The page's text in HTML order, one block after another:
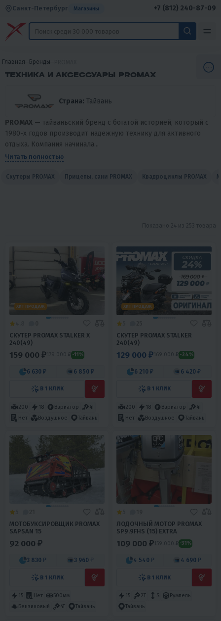
Санкт-Петербург Магазины +7 (812) 240-87-09
Главная Бренды
ТЕХНИКА И АКСЕССУАРЫ PROMAX
Страна: Тайвань
PROMAX — тайваньский бренд с богатой историей, который с
1980-х годов производит надежную технику для активного
отдыха. Компания начинала...
Читать полностью
Скутеры PROMAX Прицепы, сани PROMAX Квадроциклы PROMAX
ХИТ ПРОДАЖ
СКУТЕР PROMAX STALKER X
240(49)
159 000 ₽179 000 ₽ -11%
6 630 ₽ 6 850 ₽
В 1 КЛИК
200 18 Вариатор
4T
Нет
Воздушное Тайвань
ХИТ ПРОДАЖ
СКУТЕР PROMAX STALKER
240(49)
129 000 ₽169 000 ₽ -24%
6 210 ₽ 6 420 ₽
В 1 КЛИК
200 18 Вариатор
4T
Нет
Воздушное Тайвань
МОТОБУКСИРОВЩИК PROMAX
SAPSAN 15
92 000 ₽
3 830 ₽ 3 960 ₽
В 1 КЛИК
15 Нет
500мм
Бензиновый
4T Тайвань
ЛОДОЧНЫЙ МОТОР PROMAX
SP9.9FHS (15) EXTRA
109 000 ₽159 000 ₽ -31%
4 540 ₽ 4 690 ₽
В 1 КЛИК
15 2T S
Румпель
Тайвань